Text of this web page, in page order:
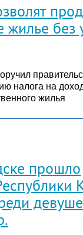
жилье без
налога на
жилья
прошло